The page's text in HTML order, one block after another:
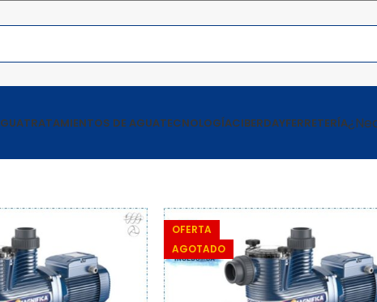
TRATAMIENTOS DE AGUATECNOLOGÍACIBERDAYFERRETERÍA
OFERTA
AGOTADO